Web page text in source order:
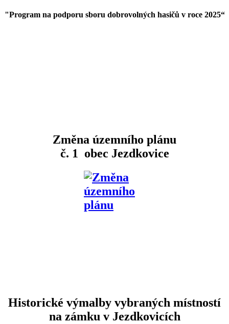
"Program na podporu sboru dobrovolných hasičů v roce 2025“
Změna územního plánu
č. 1 obec Jezdkovice
Historické výmalby vybraných místností
na zámku v Jezdkovicích